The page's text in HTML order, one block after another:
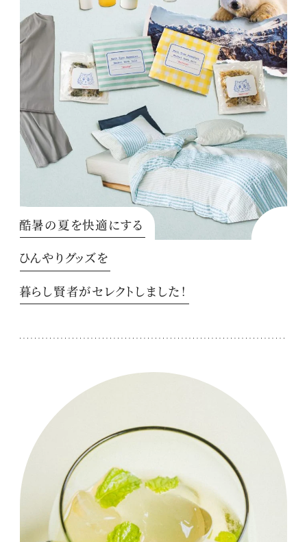
酷暑の夏を快適にする
ひんやりグッズを
暮らし賢者がセレクトしました！